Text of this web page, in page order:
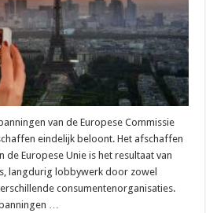
van de Europese Commissie
eindelijk beloont. Het afschaffen
de Europese Unie is het resultaat van
langdurig lobbywerk door zowel
consumentenorganisaties.
…